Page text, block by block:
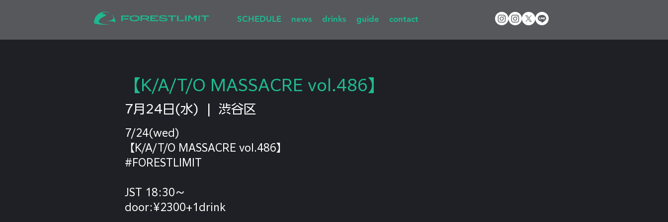
SCHEDULE news drinks guide contact
【K/A/T/O MASSACRE vol.486】
7月24日(水) 渋谷区
7/24(wed)
【K/A/T/O MASSACRE vol.486】
#FORESTLIMIT
JST 18:30〜
door:¥2300+1drink